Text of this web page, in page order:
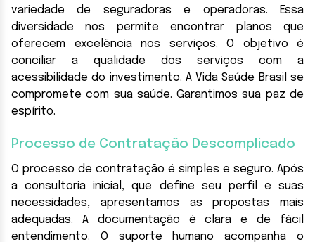
variedade de seguradoras e operadoras. Essa
diversidade nos permite encontrar planos que
oferecem excelência nos serviços. O objetivo é
conciliar a qualidade dos serviços com a
acessibilidade do investimento. A Vida Saúde Brasil se
compromete com sua saúde. Garantimos sua paz de
espírito.
Processo de Contratação Descomplicado
O processo de contratação é simples e seguro. Após
a consultoria inicial, que define seu perfil e suas
necessidades, apresentamos as propostas mais
adequadas. A documentação é clara e de fácil
entendimento. O suporte humano acompanha o